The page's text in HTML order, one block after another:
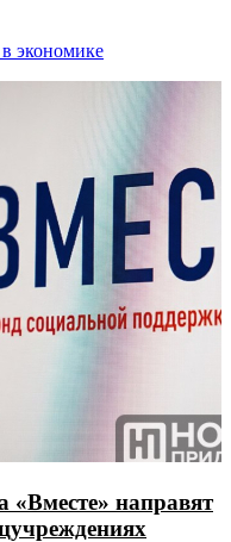
экономике
«Вместе» направят